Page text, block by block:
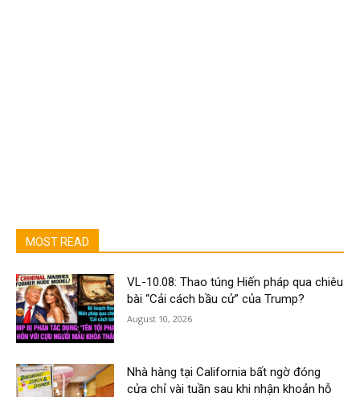
MOST READ
VL-10.08: Thao túng Hiến pháp qua chiêu
bài “Cải cách bầu cử” của Trump?
August 10, 2026
Nhà hàng tại California bất ngờ đóng
cửa chỉ vài tuần sau khi nhận khoản hỗ